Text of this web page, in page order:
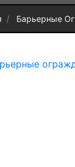
Барьерные